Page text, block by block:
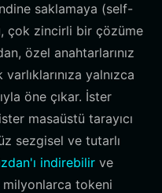
saklamaya (self-
çok zincirli bir çözüme
özel anahtarlarınız
yalnızca
öne çıkar. İster
masaüstü tarayıcı
sezgisel ve tutarlı
indirebilir ve
tokeni